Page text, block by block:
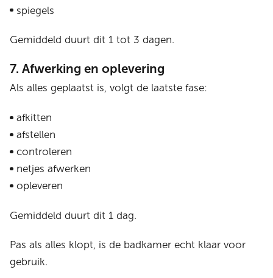
spiegels
Gemiddeld duurt dit 1 tot 3 dagen.
7. Afwerking en oplevering
Als alles geplaatst is, volgt de laatste fase:
afkitten
afstellen
controleren
netjes afwerken
opleveren
Gemiddeld duurt dit 1 dag.
Pas als alles klopt, is de badkamer echt klaar voor
gebruik.